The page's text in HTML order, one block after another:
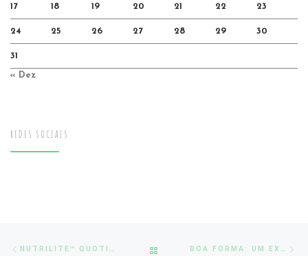
17 18 19 20 21 22 23
24 25 26 27 28 29 30
31
« Dez
REDES SOCIAIS
NUTRILITE™ QUOTIDIANO BOA FORMA: UM EXTRA PARA O BEM ESTAR FÍSICO E EMOCIONAL.